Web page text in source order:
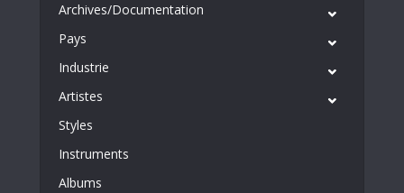
Archives/Documentation
Pays
Industrie
Artistes
Styles
Instruments
Albums